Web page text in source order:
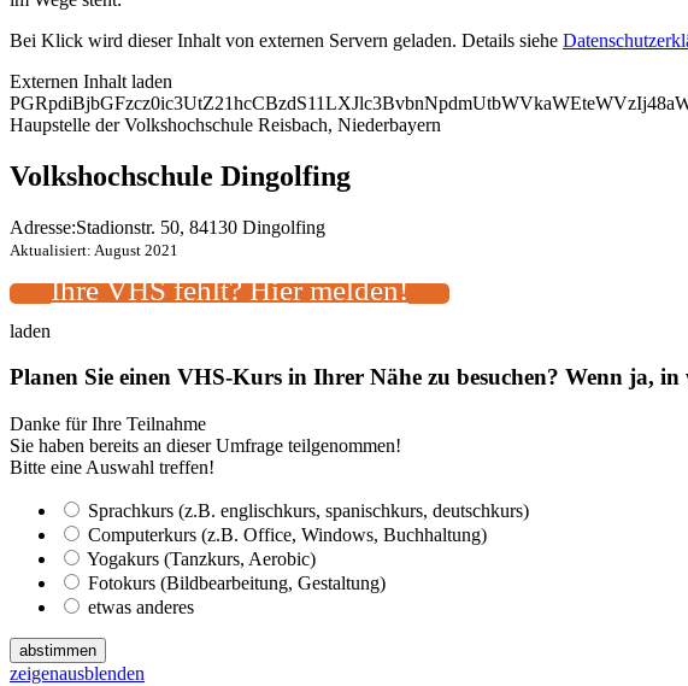
Bei Klick wird dieser Inhalt von externen Servern geladen. Details siehe
Externen Inhalt laden
Haupstelle der Volkshochschule Reisbach, Niederbayern
Volkshochschule Dingolfing
Adresse:Stadionstr. 50, 84130 Dingolfing
Aktualisiert: August 2021
Ihre VHS fehlt? Hier melden!
laden
Planen Sie einen VHS-Kurs in Ihrer Nähe zu besuchen? Wenn ja, in
Danke für Ihre Teilnahme
Sie haben bereits an dieser Umfrage teilgenommen!
Bitte eine Auswahl treffen!
Sprachkurs (z.B. englischkurs, spanischkurs, deutschkurs)
Computerkurs (z.B. Office, Windows, Buchhaltung)
Yogakurs (Tanzkurs, Aerobic)
Fotokurs (Bildbearbeitung, Gestaltung)
etwas anderes
abstimmen
zeigenausblenden